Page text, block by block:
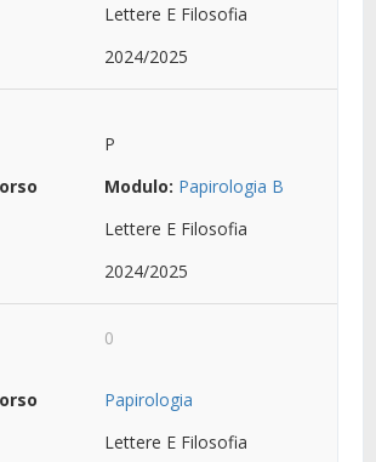
Lettere E Filosofia
2024/2025
P
Modulo: Papirologia B
Lettere E Filosofia
2024/2025
0
Papirologia
Lettere E Filosofia